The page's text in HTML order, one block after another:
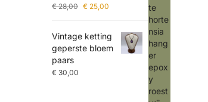
€28,00 € 25,00
Vintage ketting
geperste bloem
paars
€ 30,00